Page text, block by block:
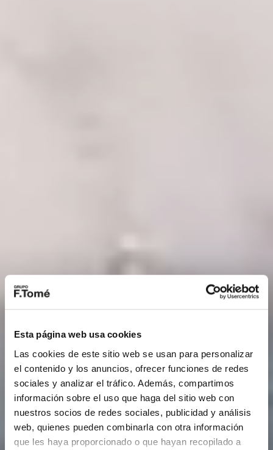
Esta página web usa cookies
Las cookies de este sitio web se usan para personalizar
el contenido y los anuncios, ofrecer funciones de redes
sociales y analizar el tráfico. Además, compartimos
información sobre el uso que haga del sitio web con
nuestros socios de redes sociales, publicidad y análisis
web, quienes pueden combinarla con otra información
que les haya proporcionado o que hayan recopilado a